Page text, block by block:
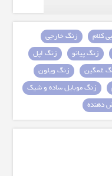
کلام
زنگ خارجی
زنگ پیانو
زنگ اپل
غمگین
زنگ ویلون
زنگ موبایل ساده و شیک
دهنده